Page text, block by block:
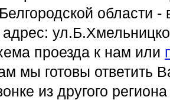
области -
адрес:
проезда к нам или
мы готовы ответить
из другого